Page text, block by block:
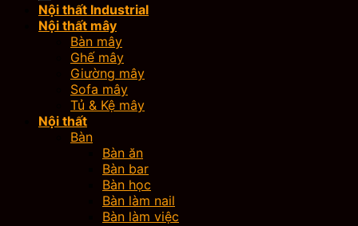
Nội thất Industrial
Nội thất mây
Bàn mây
Ghế mây
Giường mây
Sofa mây
Tủ & Kệ mây
Nội thất
Bàn
Bàn ăn
Bàn bar
Bàn học
Bàn làm nail
Bàn làm việc